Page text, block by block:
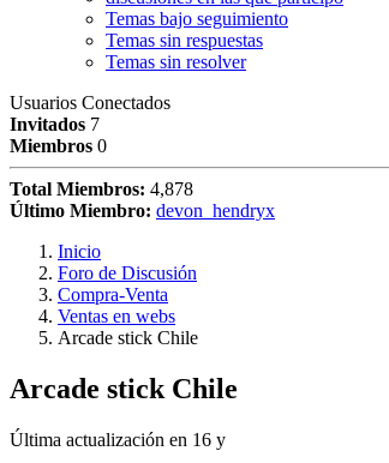
Temas bajo seguimiento
Temas sin respuestas
Temas sin resolver
Usuarios Conectados
Invitados 7
Miembros 0
Total Miembros: 4,878
Último Miembro: devon_hendryx
Inicio
Foro de Discusión
Compra-Venta
Ventas en webs
Arcade stick Chile
Arcade stick Chile
Última actualización en 16 y